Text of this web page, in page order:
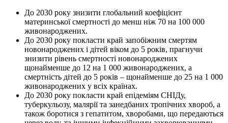
До 2030 року знизити глобальний коефіцієнт
материнської смертності до менш ніж 70 на 100 000
живонароджених.
До 2030 року покласти край запобіжним смертям
новонароджених і дітей віком до 5 років, прагнучи
знизити рівень смертності новонароджених
щонайменше до 12 на 1 000 живонароджених, а
смертність дітей до 5 років – щонайменше до 25 на 1 000
живонароджених у всіх країнах.
До 2030 року покласти край епідеміям СНІДу,
туберкульозу, малярії та занедбаних тропічних хвороб, а
також боротися з гепатитом, хворобами, що передаються